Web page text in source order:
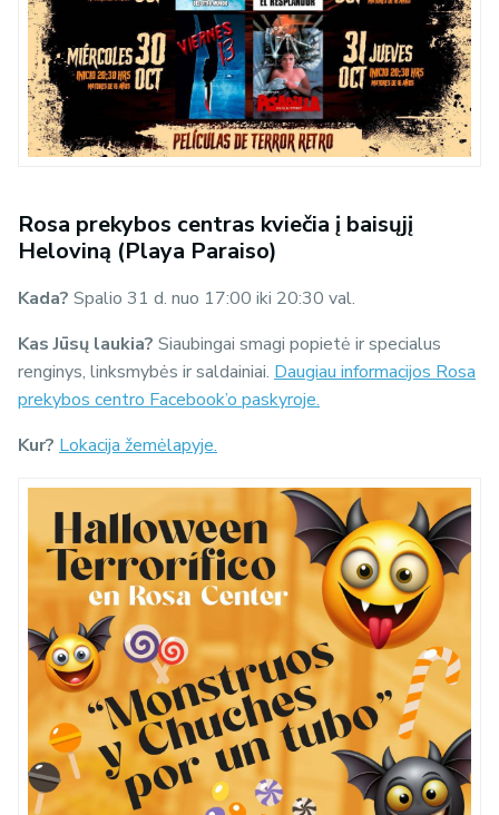
Rosa prekybos centras kviečia į baisųjį
Heloviną (Playa Paraiso)
Kada? Spalio 31 d. nuo 17:00 iki 20:30 val.
Kas Jūsų laukia? Siaubingai smagi popietė ir specialus
renginys, linksmybės ir saldainiai. Daugiau informacijos Rosa
prekybos centro Facebook’o paskyroje.
Kur? Lokacija žemėlapyje.